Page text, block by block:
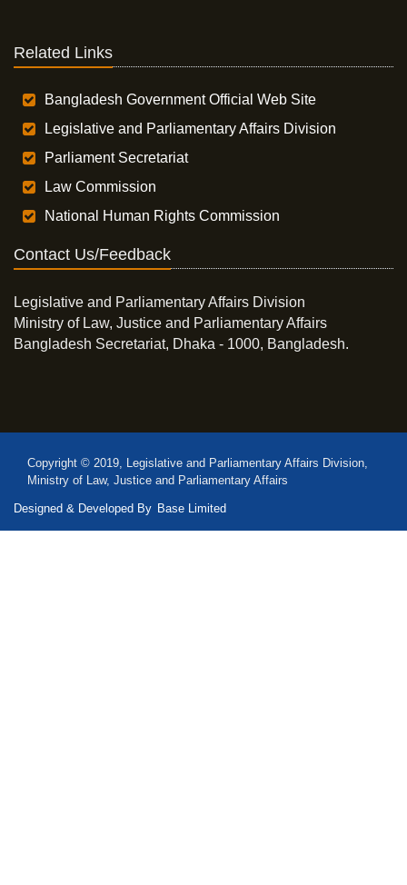
Related Links
Bangladesh Government Official Web Site
Legislative and Parliamentary Affairs Division
Parliament Secretariat
Law Commission
National Human Rights Commission
Contact Us/Feedback
Legislative and Parliamentary Affairs Division
Ministry of Law, Justice and Parliamentary Affairs
Bangladesh Secretariat, Dhaka - 1000, Bangladesh.
Copyright © 2019, Legislative and Parliamentary Affairs Division,
Ministry of Law, Justice and Parliamentary Affairs
Designed & Developed By Base Limited